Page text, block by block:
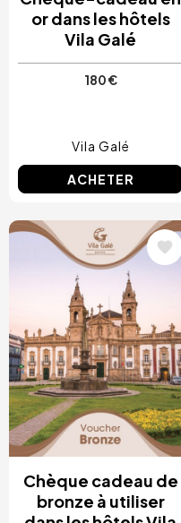
or dans les hôtels
Vila Galé
180 €
Vila Galé
ACHETER
Image
Chèque cadeau de
bronze à utiliser